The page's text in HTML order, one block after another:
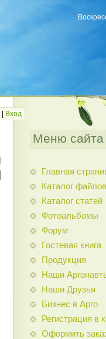
Вход
Меню сайта
Главная
Каталог файлов
Каталог статей
Фотоальбомы
Форум
Гостевая книга
Продукция
Наши
Наши Друзья
Бизнес в Арго
Регистрация в
Оформить